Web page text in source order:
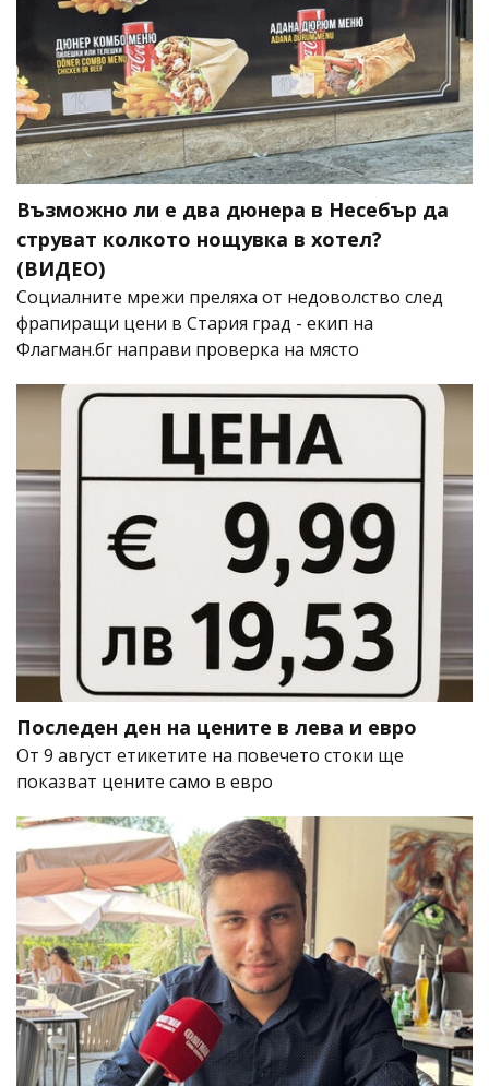
Възможно ли е два дюнера в Несебър да
струват колкото нощувка в хотел?
(ВИДЕО)
Социалните мрежи преляха от недоволство след
фрапиращи цени в Стария град - екип на
Флагман.бг направи проверка на място
Последен ден на цените в лева и евро
От 9 август етикетите на повечето стоки ще
показват цените само в евро